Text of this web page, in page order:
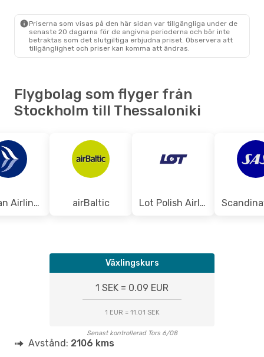
Priserna som visas på den här sidan var tillgängliga under de
senaste 20 dagarna för de angivna perioderna och bör inte
betraktas som det slutgiltiga erbjudna priset. Observera att
tillgänglighet och priser kan komma att ändras.
Flygbolag som flyger från
Stockholm till Thessaloniki
Aegean Airlines airBaltic Lot Polish Airlines
Växlingskurs
1 SEK = 0.09 EUR
1 EUR = 11.01 SEK
Senast kontrollerad Tors 6/08
Avstånd: 2106 kms